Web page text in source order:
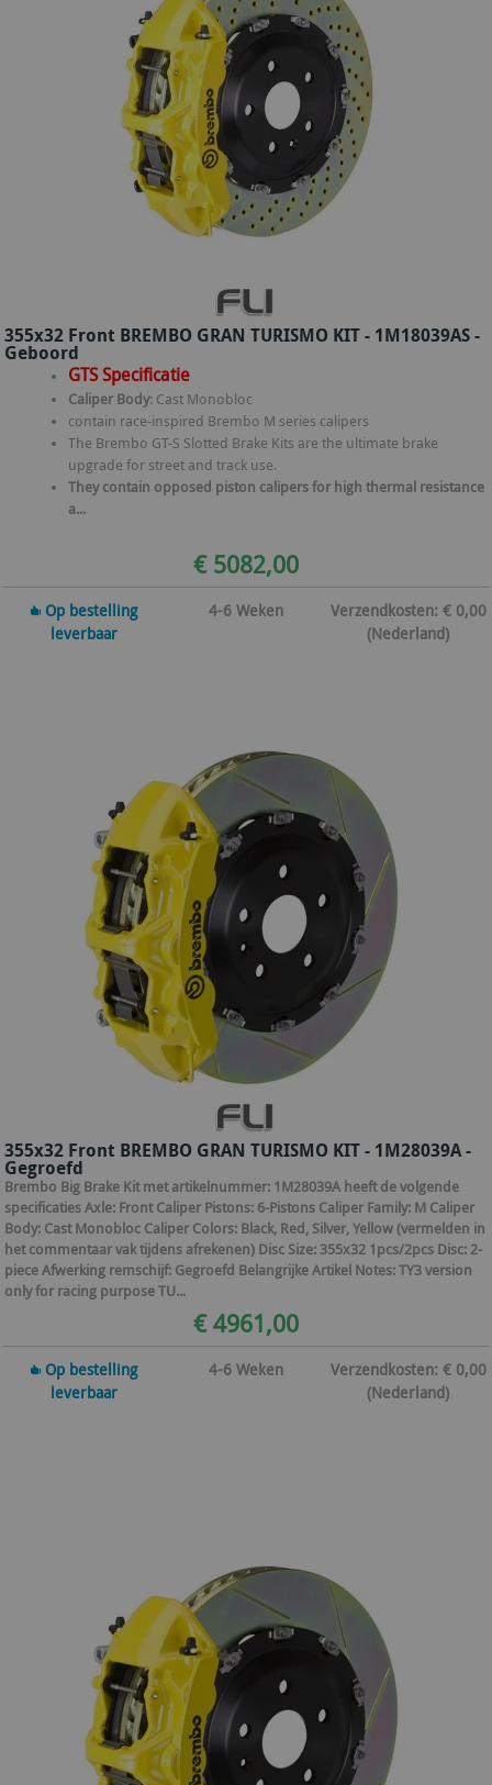
355x32 Front BREMBO GRAN TURISMO KIT - 1M18039AS -
Geboord
GTS Specificatie
Caliper Body: Cast Monobloc
contain race-inspired Brembo M series calipers
The Brembo GT-S Slotted Brake Kits are the ultimate brake
upgrade for street and track use.
They contain opposed piston calipers for high thermal resistance
a...
€ 5082,00
Op bestelling
leverbaar
4-6 Weken
Verzendkosten: € 0,00
(Nederland)
355x32 Front BREMBO GRAN TURISMO KIT - 1M28039A -
Gegroefd
Brembo Big Brake Kit met artikelnummer: 1M28039A heeft de volgende
specificaties Axle: Front Caliper Pistons: 6-Pistons Caliper Family: M Caliper
Body: Cast Monobloc Caliper Colors: Black, Red, Silver, Yellow (vermelden in
het commentaar vak tijdens afrekenen) Disc Size: 355x32 1pcs/2pcs Disc: 2-
piece Afwerking remschijf: Gegroefd Belangrijke Artikel Notes: TY3 version
only for racing purpose TU...
€ 4961,00
Op bestelling
leverbaar
4-6 Weken
Verzendkosten: € 0,00
(Nederland)